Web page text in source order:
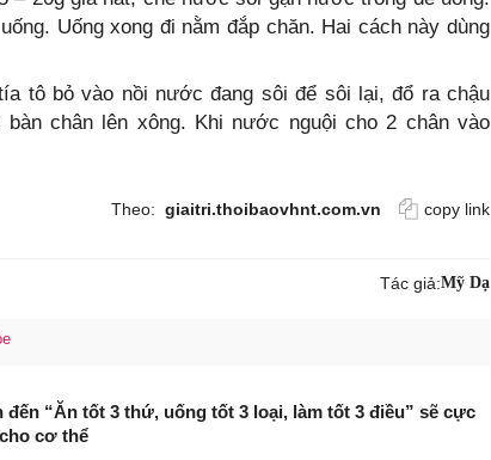
Uống xong đi nằm đắp chăn. Hai cách này dùng
tô bỏ vào nồi nước đang sôi để sôi lại, đổ ra chậu
chân lên xông. Khi nước nguội cho 2 chân vào
Theo: giaitri.thoibaovhnt.com.vn copy link
Tác giả:Mỹ Dạ
đến “Ăn tốt 3 thứ, uống tốt 3 loại, làm tốt 3 điều” sẽ cực
cơ thể